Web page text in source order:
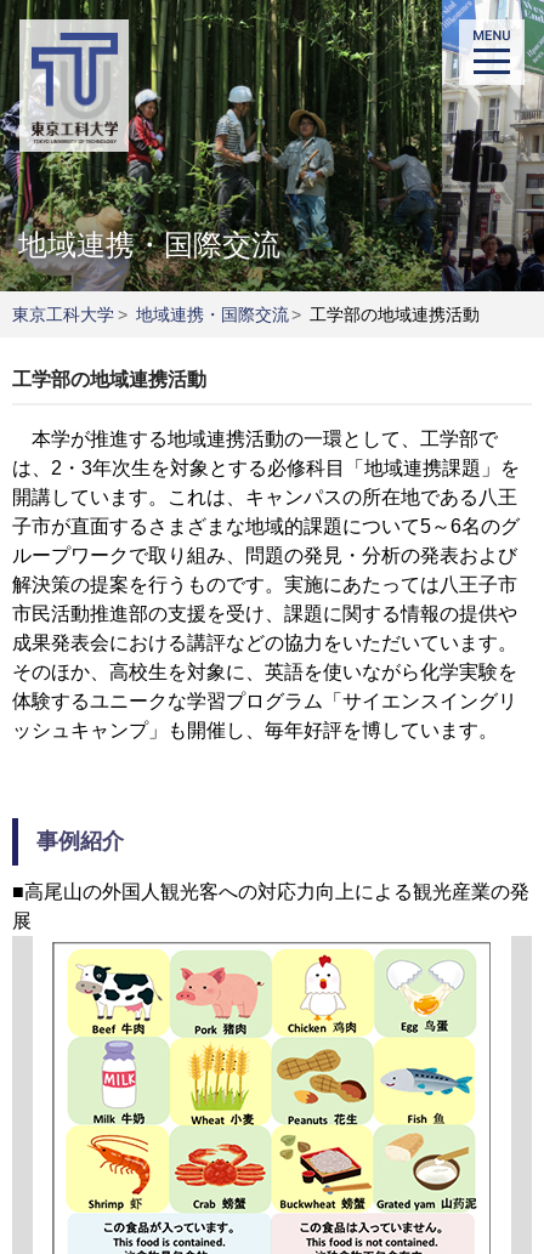
地域連携・国際交流
東京工科大学> 地域連携・国際交流> 工学部の地域連携活動
工学部の地域連携活動
本学が推進する地域連携活動の一環として、工学部で
は、2・3年次生を対象とする必修科目「地域連携課題」を
開講しています。これは、キャンパスの所在地である八王
子市が直面するさまざまな地域的課題について5～6名のグ
ループワークで取り組み、問題の発見・分析の発表および
解決策の提案を行うものです。実施にあたっては八王子市
市民活動推進部の支援を受け、課題に関する情報の提供や
成果発表会における講評などの協力をいただいています。
そのほか、高校生を対象に、英語を使いながら化学実験を
体験するユニークな学習プログラム「サイエンスイングリ
ッシュキャンプ」も開催し、毎年好評を博しています。
事例紹介
■高尾山の外国人観光客への対応力向上による観光産業の発
展